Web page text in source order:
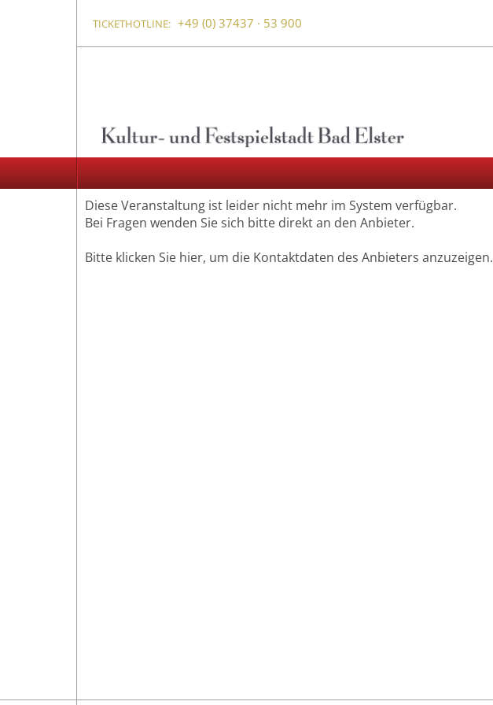
TICKETHOTLINE: +49 (0) 37437 · 53 900
Diese Veranstaltung ist leider nicht mehr im System verfügbar.
Bei Fragen wenden Sie sich bitte direkt an den Anbieter.
Bitte klicken Sie hier, um die Kontaktdaten des Anbieters anzuzeigen.